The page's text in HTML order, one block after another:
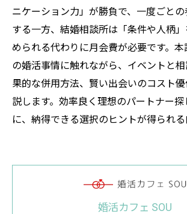
ニケーション力」が勝負で、一度ごと
する一方、結婚相談所は「条件や人柄
められる代わりに月会費が必要です。
の婚活事情に触れながら、イベントと
果的な併用方法、賢い出会いのコスト
説します。効率良く理想のパートナー
に、納得できる選択のヒントが得られる
婚活カフェ SOU